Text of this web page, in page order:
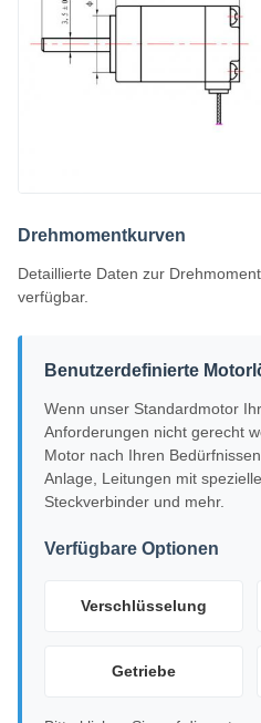
Drehmomentkurven
Detaillierte Daten zur
verfügbar.
Benutzerdefinierte
Wenn unser Standardmotor
Anforderungen nicht gerecht
Motor nach Ihren
Anlage, Leitungen mit
Steckverbinder und mehr.
Verfügbare Optionen
Verschlüsselung
Getriebe